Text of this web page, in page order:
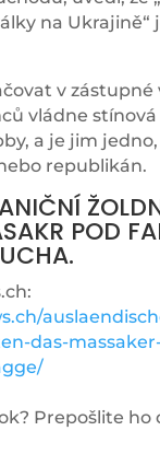
na Ukrajině“
v zástupné
vládne stínová
a je jim
republikán.
POD
das-
Prepošlite ho